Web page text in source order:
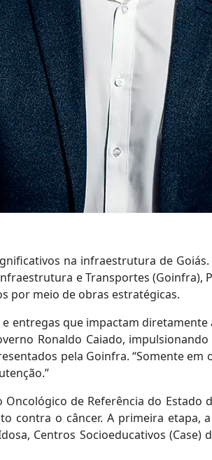
na infraestrutura de
e Transportes (Goinfra),
por meio de obras estratégicas.
entregas que impactam
Ronaldo Caiado,
pela Goinfra. “Somente em
de Referência do
contra o câncer. A primeira etapa,
Centros Socioeducativos